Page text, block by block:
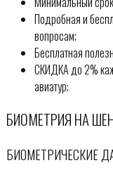
Подробная и
вопросам;
Бесплатная
СКИДКА до 2%
авиатур;
БИОМЕТРИЯ НА
БИОМЕТРИЧЕСКИЕ